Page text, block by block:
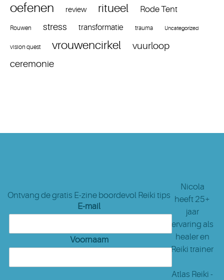
oefenen
review ritueel Rode Tent
Rouwen stress transformatie trauma Uncategorized
vision quest vrouwencirkel
vuurloop
ceremonie
Ontvang de gratis E-zine boordevol Reiki tips
E-mail
Voornaam
Nicola
heeft 25+
jaar
ervaring als
healer en
Reiki trainer
Atlas Reiki -